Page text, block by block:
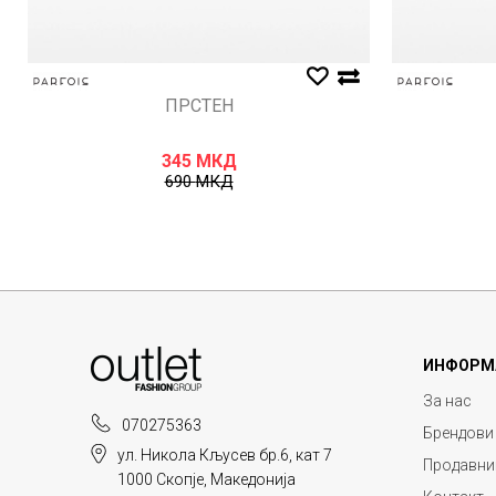
ПРСТЕН
345 МКД
690МКД
070275363
ул. Никола Кљусев бр.6, кат 7
1000 Скопје, Македонија
За нас
Брендови